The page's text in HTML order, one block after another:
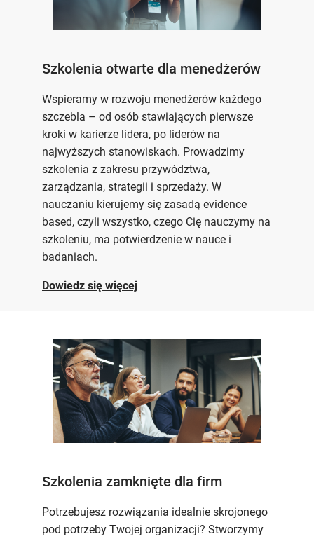
Szkolenia otwarte dla menedżerów
Wspieramy w rozwoju menedżerów każdego
szczebla – od osób stawiających pierwsze
kroki w karierze lidera, po liderów na
najwyższych stanowiskach. Prowadzimy
szkolenia z zakresu przywództwa,
zarządzania, strategii i sprzedaży. W
nauczaniu kierujemy się zasadą evidence
based, czyli wszystko, czego Cię nauczymy na
szkoleniu, ma potwierdzenie w nauce i
badaniach.
Dowiedz się więcej
Szkolenia zamknięte dla firm
Potrzebujesz rozwiązania idealnie skrojonego
pod potrzeby Twojej organizacji? Stworzymy